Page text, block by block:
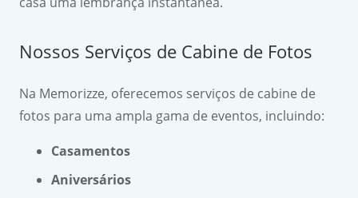
Nossos Serviços de Cabine de Fotos
Na Memorizze, oferecemos serviços de cabine de
fotos para uma ampla gama de eventos, incluindo:
Casamentos
Aniversários